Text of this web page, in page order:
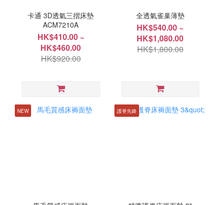
卡通 3D透氣三摺床墊
ACM7210A
HK$410.00 ~
HK$460.00
HK$920.00
全透氣雀巢薄墊
HK$540.00 ~
HK$1,080.00
HK$1,800.00
NEW 護脊先鋒